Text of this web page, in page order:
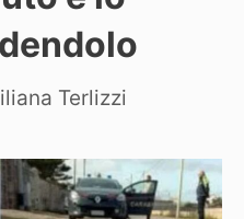
Terlizzi